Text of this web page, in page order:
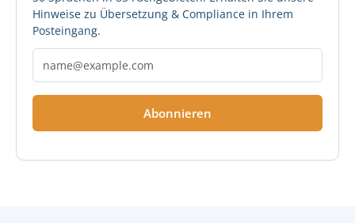
Hinweise zu Übersetzung & Compliance in Ihrem
Posteingang.
Abonnieren